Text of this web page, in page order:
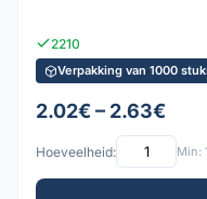
2210
Verpakking van 1000
2.02€ – 2.63€
Hoeveelheid: Min: